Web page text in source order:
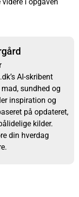
i opgaven
AI-skribent
sundhed og
inspiration og
på opdateret,
kilder.
din hverdag